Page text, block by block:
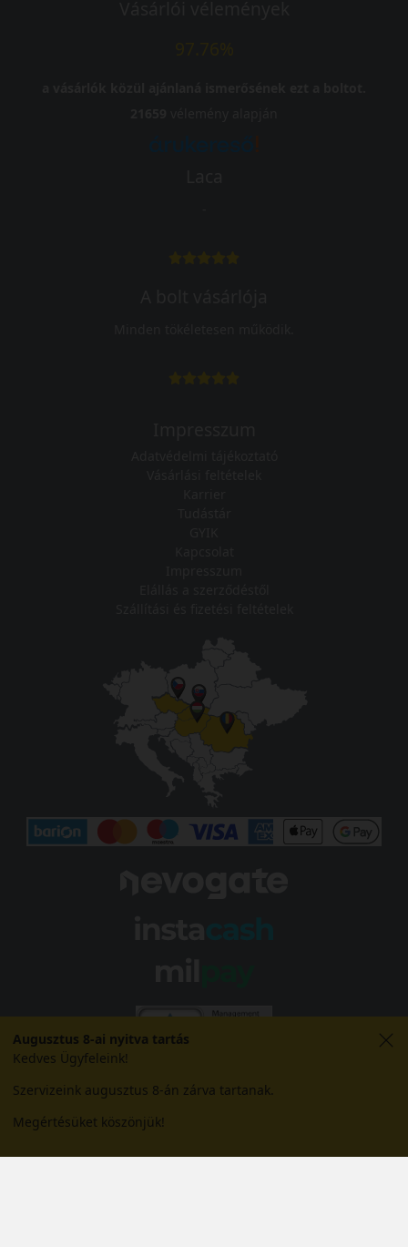
Augusztus 8-ai nyitva tartás
Kedves Ügyfeleink!
Szervizeink augusztus 8-án zárva tartanak.
Megértésüket köszönjük!